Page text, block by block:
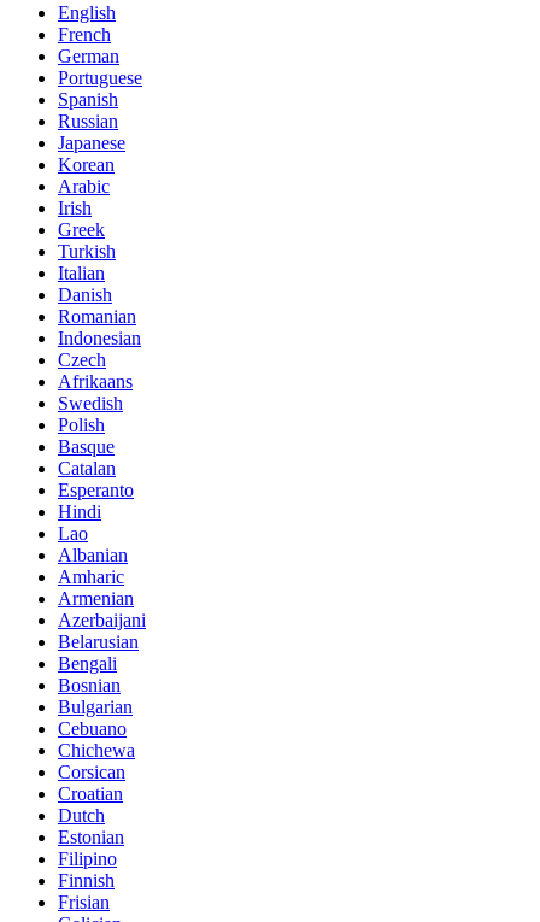
English
French
German
Portuguese
Spanish
Russian
Japanese
Korean
Arabic
Irish
Greek
Turkish
Italian
Danish
Romanian
Indonesian
Czech
Afrikaans
Swedish
Polish
Basque
Catalan
Esperanto
Hindi
Lao
Albanian
Amharic
Armenian
Azerbaijani
Belarusian
Bengali
Bosnian
Bulgarian
Cebuano
Chichewa
Corsican
Croatian
Dutch
Estonian
Filipino
Finnish
Frisian